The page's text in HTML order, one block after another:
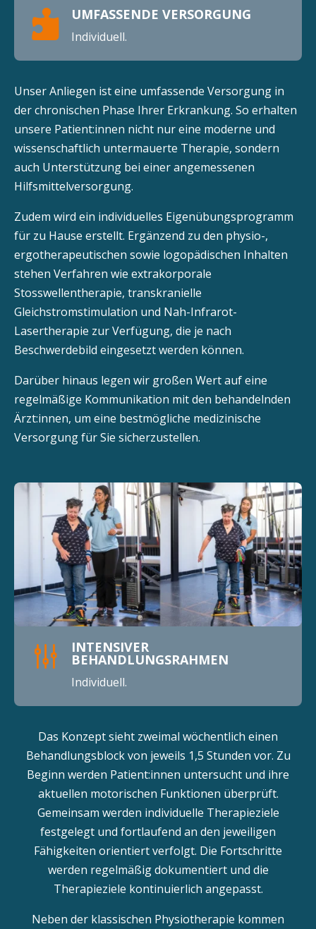
 UMFASSENDE VERSORGUNG
Individuell.
Unser Anliegen ist eine umfassende Versorgung in
der chronischen Phase Ihrer Erkrankung. So erhalten
unsere Patient:innen nicht nur eine moderne und
wissenschaftlich untermauerte Therapie, sondern
auch Unterstützung bei einer angemessenen
Hilfsmittelversorgung.
Zudem wird ein individuelles Eigenübungsprogramm
für zu Hause erstellt. Ergänzend zu den physio-,
ergotherapeutischen sowie logopädischen Inhalten
stehen Verfahren wie extrakorporale
Stosswellentherapie, transkranielle
Gleichstromstimulation und Nah-Infrarot-
Lasertherapie zur Verfügung, die je nach
Beschwerdebild eingesetzt werden können.
Darüber hinaus legen wir großen Wert auf eine
regelmäßige Kommunikation mit den behandelnden
Ärzt:innen, um eine bestmögliche medizinische
Versorgung für Sie sicherzustellen.
g INTENSIVER
BEHANDLUNGSRAHMEN
Individuell.
Das Konzept sieht zweimal wöchentlich einen
Behandlungsblock von jeweils 1,5 Stunden vor. Zu
Beginn werden Patient:innen untersucht und ihre
aktuellen motorischen Funktionen überprüft.
Gemeinsam werden individuelle Therapieziele
festgelegt und fortlaufend an den jeweiligen
Fähigkeiten orientiert verfolgt. Die Fortschritte
werden regelmäßig dokumentiert und die
Therapieziele kontinuierlich angepasst.
Neben der klassischen Physiotherapie kommen